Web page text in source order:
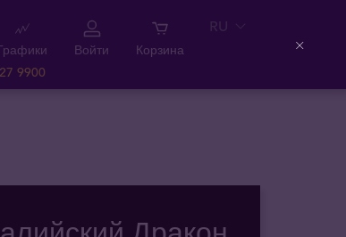
9900
Войти Корзина
RU
Close